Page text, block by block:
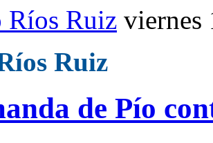
Ríos Ruiz viernes
Ruiz
de Pío